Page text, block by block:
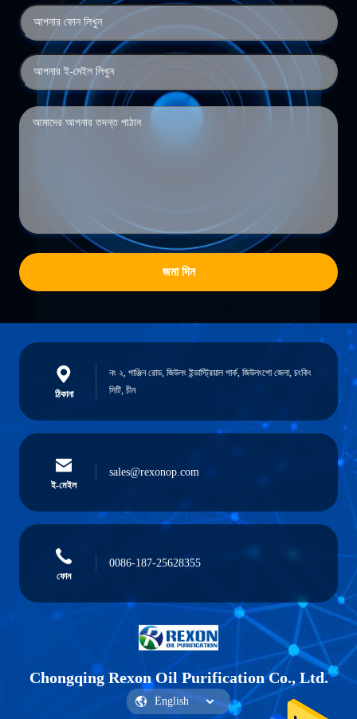
জমা দিন
ঠিকানা
নং ২, পাঞ্জিন রোড, জিউলং ইন্ডাস্ট্রিয়াল পার্ক, জিউলংপো জেলা, চংকিং
সিটি, চীন
ই-মেইল
sales@rexonop.com
ফোন
0086-187-25628355
Chongqing Rexon Oil Purification Co., Ltd.